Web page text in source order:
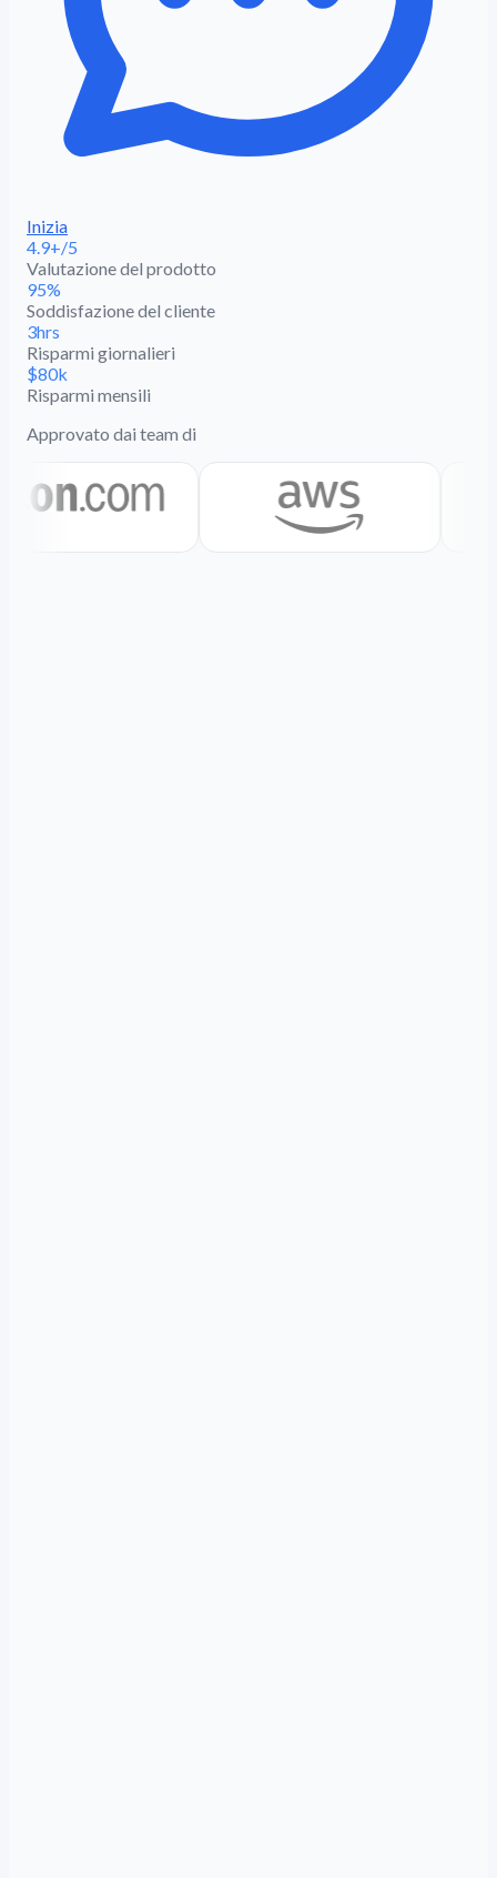
Inizia
4.9+/5
Valutazione del prodotto
95%
Soddisfazione del cliente
3hrs
Risparmi giornalieri
$80k
Risparmi mensili
Approvato dai team di